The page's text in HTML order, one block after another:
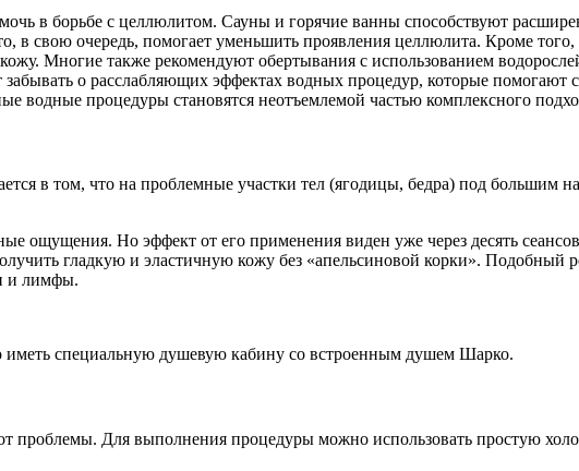
в борьбе с целлюлитом. Сауны и горячие ванны способствуют
в свою очередь, помогает уменьшить проявления целлюлита. Кроме
Многие также рекомендуют обертывания с использованием
о расслабляющих эффектах водных процедур, которые помогают
водные процедуры становятся неотъемлемой частью комплексного
в том, что на проблемные участки тел (ягодицы, бедра) под большим
Но эффект от его применения виден уже через десять
гладкую и эластичную кожу без «апельсиновой корки». Подобный
и лимфы.
специальную душевую кабину со встроенным душем Шарко.
проблемы. Для выполнения процедуры можно использовать простую